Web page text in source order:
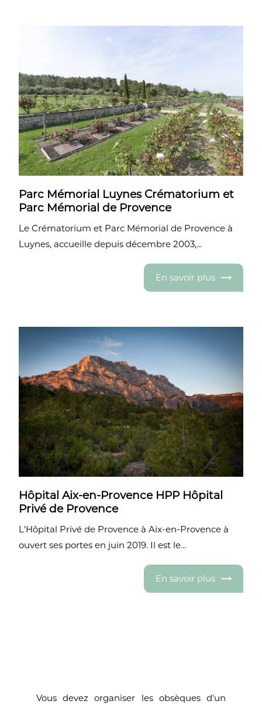
Parc Mémorial Luynes Crématorium et
Parc Mémorial de Provence
Le Crématorium et Parc Mémorial de Provence à
Luynes, accueille depuis décembre 2003,...
En savoir plus
Hôpital Aix-en-Provence HPP Hôpital
Privé de Provence
L'Hôpital Privé de Provence à Aix-en-Provence à
ouvert ses portes en juin 2019. Il est le...
En savoir plus
Vous devez organiser les obsèques d'un